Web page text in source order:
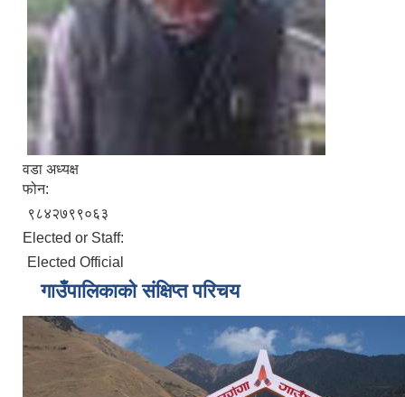
वडा अध्यक्ष
फोन:
९८४२७९९०६३
Elected or Staff:
Elected Official
गाउँपालिकाको संक्षिप्त परिचय